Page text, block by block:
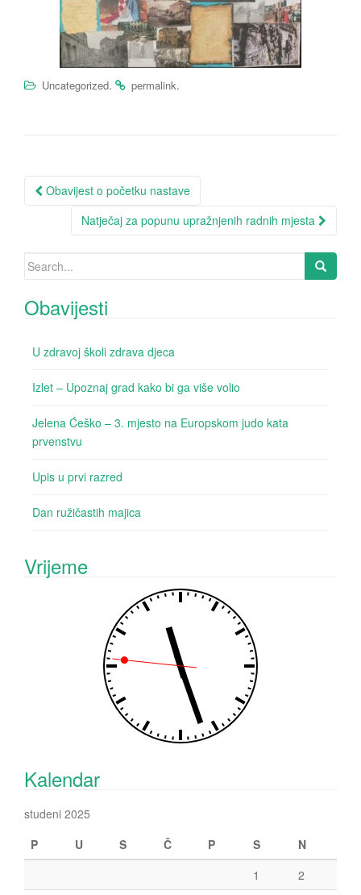
Uncategorized. permalink.
Post navigation
Obavijest o početku nastave
Natječaj za popunu upražnjenih radnih mjesta
Search for:
Obavijesti
U zdravoj školi zdrava djeca
Izlet – Upoznaj grad kako bi ga više volio
Jelena Ćeško – 3. mjesto na Europskom judo kata
prvenstvu
Upis u prvi razred
Dan ružičastih majica
Vrijeme
Kalendar
studeni 2025
P
U S Č P S
N
1
2